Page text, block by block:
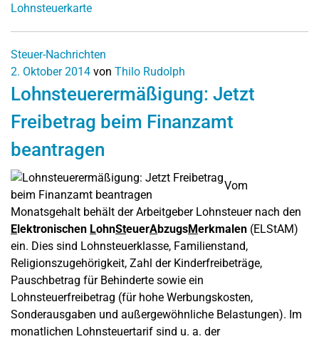
Lohnsteuerkarte
Steuer-Nachrichten
2. Oktober 2014 von Thilo Rudolph
Lohnsteuerermäßigung: Jetzt
Freibetrag beim Finanzamt
beantragen
Vom
Monatsgehalt behält der Arbeitgeber Lohnsteuer nach den
Elektronischen LohnSteuerAbzugsMerkmalen (ELStAM)
ein. Dies sind Lohnsteuerklasse, Familienstand,
Religionszugehörigkeit, Zahl der Kinderfreibeträge,
Pauschbetrag für Behinderte sowie ein
Lohnsteuerfreibetrag (für hohe Werbungskosten,
Sonderausgaben und außergewöhnliche Belastungen). Im
monatlichen Lohnsteuertarif sind u. a. der